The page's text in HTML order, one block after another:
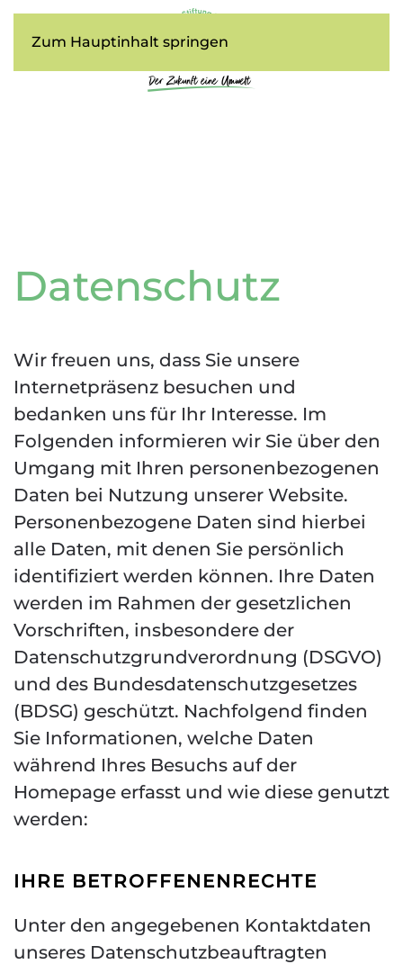
Zum Hauptinhalt springen
Datenschutz
Wir freuen uns, dass Sie unsere
Internetpräsenz besuchen und
bedanken uns für Ihr Interesse. Im
Folgenden informieren wir Sie über den
Umgang mit Ihren personenbezogenen
Daten bei Nutzung unserer Website.
Personenbezogene Daten sind hierbei
alle Daten, mit denen Sie persönlich
identifiziert werden können. Ihre Daten
werden im Rahmen der gesetzlichen
Vorschriften, insbesondere der
Datenschutzgrundverordnung (DSGVO)
und des Bundesdatenschutzgesetzes
(BDSG) geschützt. Nachfolgend finden
Sie Informationen, welche Daten
während Ihres Besuchs auf der
Homepage erfasst und wie diese genutzt
werden:
IHRE BETROFFENENRECHTE
Unter den angegebenen Kontaktdaten
unseres Datenschutzbeauftragten